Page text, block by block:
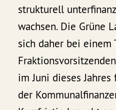
strukturell
wachsen. Die Grüne
sich daher bei einem
im Juni dieses
der